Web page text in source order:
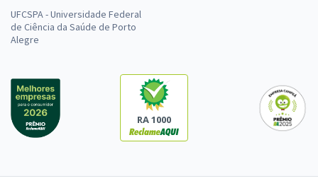
UFCSPA - Universidade Federal
de Ciência da Saúde de Porto
Alegre
RA 1000